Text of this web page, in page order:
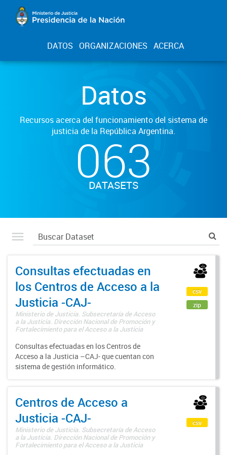
DATOS ORGANIZACIONES ACERCA
Datos
Recursos acerca del funcionamiento del sistema de
justicia de la República Argentina.
063
DATASETS
Consultas efectuadas en
los Centros de Acceso a la
Justicia -CAJ-
Ministerio de Justicia. Subsecretaría de Acceso
a la Justicia. Dirección Nacional de Promoción y
Fortalecimiento para el Acceso a la Justicia
Consultas efectuadas en los Centros de
Acceso a la Justicia –CAJ- que cuentan con
sistema de gestión informático.
csv
zip
Centros de Acceso a
Justicia -CAJ-
Ministerio de Justicia. Subsecretaría de Acceso
a la Justicia. Dirección Nacional de Promoción y
Fortalecimiento para el Acceso a la Justicia
csv